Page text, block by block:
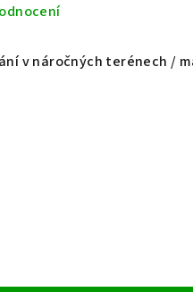
v náročných terénech /